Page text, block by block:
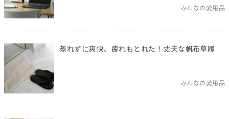
みんなの愛用品
蒸れずに爽快、疲れもとれた！丈夫な帆布草履
みんなの愛用品